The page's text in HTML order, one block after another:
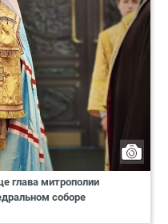
глава митрополии
соборе